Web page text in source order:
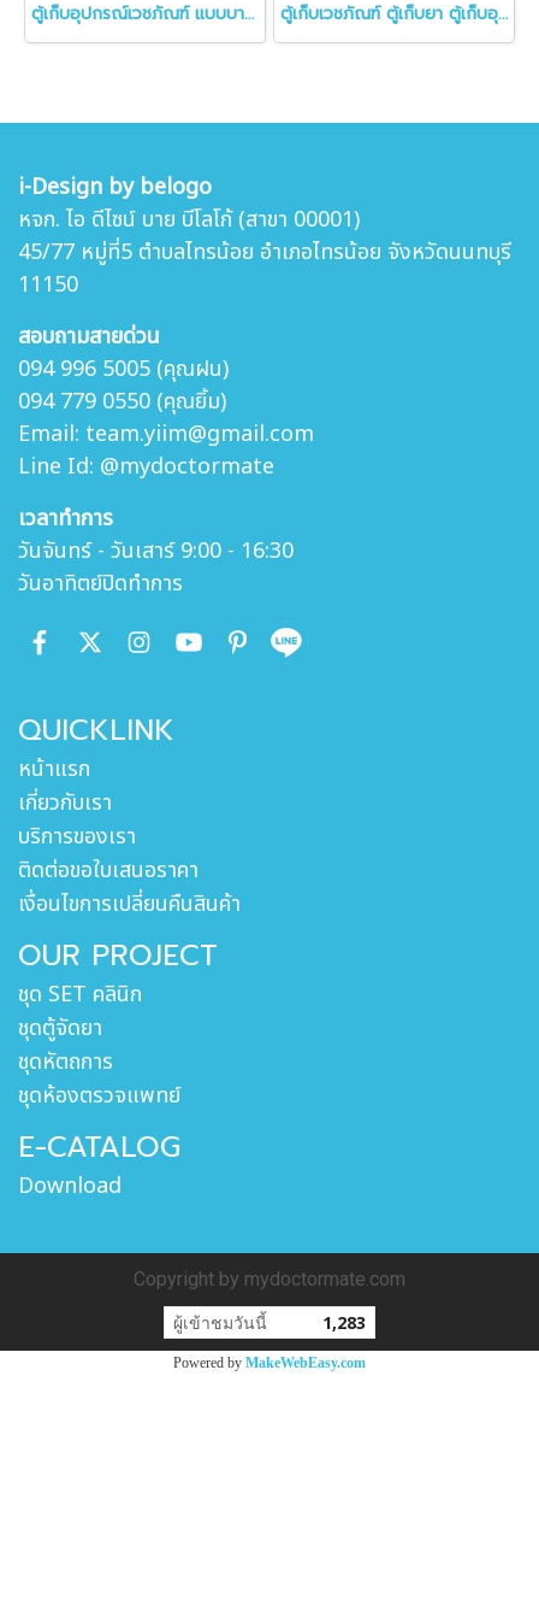
ตู้เก็บอุปกรณ์เวชภัณฑ์ แบบบานเลื่อน มีกระจกใสด้านบน ล็อคได้ MT-724 ตู้เก็บเวชภัณฑ์ ตู้เก็บยา ตู้เก็บอุปกรณ์คลินิก และโรงพยาบาล
i-Design by belogo
หจก. ไอ ดีไซน์ บาย บีโลโก้ (สาขา 00001)
45/77 หมู่ที่5 ตำบลไทรน้อย อำเภอไทรน้อย จังหวัดนนทบุรี
11150
สอบถามสายด่วน
094 996 5005 (คุณฝน)
094 779 0550 (คุณยิ้ม)
Email: team.yiim@gmail.com
Line Id: @mydoctormate
เวลาทำการ
วันจันทร์ - วันเสาร์ 9:00 - 16:30
วันอาทิตย์ปิดทำการ
QUICKLINK
หน้าแรก
เกี่ยวกับเรา
บริการของเรา
ติดต่อขอใบเสนอราคา
เงื่อนไขการเปลี่ยนคืนสินค้า
OUR PROJECT
ชุด SET คลินิก
ชุดตู้จัดยา
ชุดหัตถการ
ชุดห้องตรวจแพทย์
E-CATALOG
Download
Copyright by mydoctormate.com
ผู้เข้าชมวันนี้
1,283
Powered by MakeWebEasy.com